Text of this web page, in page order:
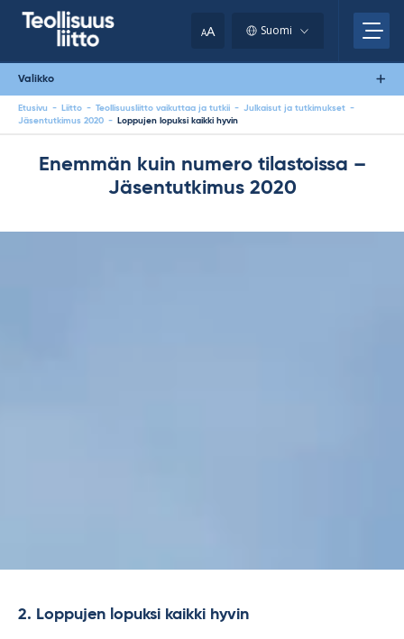
AA Suomi
Valikko
Etusivu - Liitto - Teollisuusliitto vaikuttaa ja tutkii - Julkaisut ja tutkimukset -
Jäsentutkimus 2020 - Loppujen lopuksi kaikki hyvin
Enemmän kuin numero tilastoissa –
Jäsentutkimus 2020
2. Loppujen lopuksi kaikki hyvin
clipboard.)